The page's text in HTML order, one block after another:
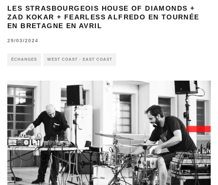
LES STRASBOURGEOIS HOUSE OF DIAMONDS +
ZAD KOKAR + FEARLESS ALFREDO EN TOURNÉE
EN BRETAGNE EN AVRIL
29/03/2024
ÉCHANGES WEST COAST - EAST COAST